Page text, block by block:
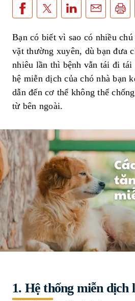
Bạn có biết vì sao có nhiều
vặt thường xuyên, dù bạn đưa
nhiêu lần thì bệnh vẫn tái đi
hệ miễn dịch của chó nhà bạn
dẫn đến cơ thể không thể
từ bên ngoài.
1. Hệ thống miễn dịch